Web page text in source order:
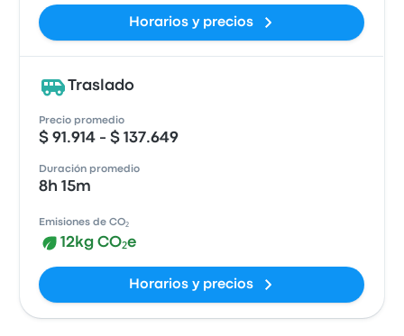
Horarios y precios
Traslado
Precio promedio
$ 91.914 - $ 137.649
Duración promedio
8h 15m
Emisiones de CO₂
12kg CO₂e
Horarios y precios